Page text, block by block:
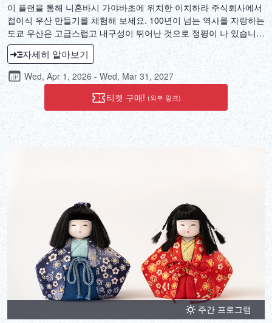
이 플랜을 통해 니혼바시 가야바초에 위치한 이치하라 주식회사에서
접이식 우산 만들기를 체험해 보세요. 100년이 넘는 역사를 자랑하는
도쿄 우산은 고급스럽고 내구성이 뛰어난 것으로 정평이 나 있습니
다. 이치하라 주식회사는 약 80년간 우산 제작 기술을 연마해 왔으며,
오늘날에도 도쿄 패션에서 영감을 받은 제품을 제작하고 있습니다.
이곳에서는 우산 제작 과정에 필요한 섬세한 작업, 장인들의 전통, 그
리고 직접 만드는 세련된 우산의 창의적인 경험을 직접 경험하실 수
자세히 알아보기
Wed, Apr 1, 2026 - Wed, Mar 31, 2027
티켓 구매! (외부 링크)
주간 프로그램